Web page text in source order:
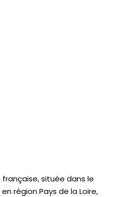
située dans le
région Pays de la Loire,